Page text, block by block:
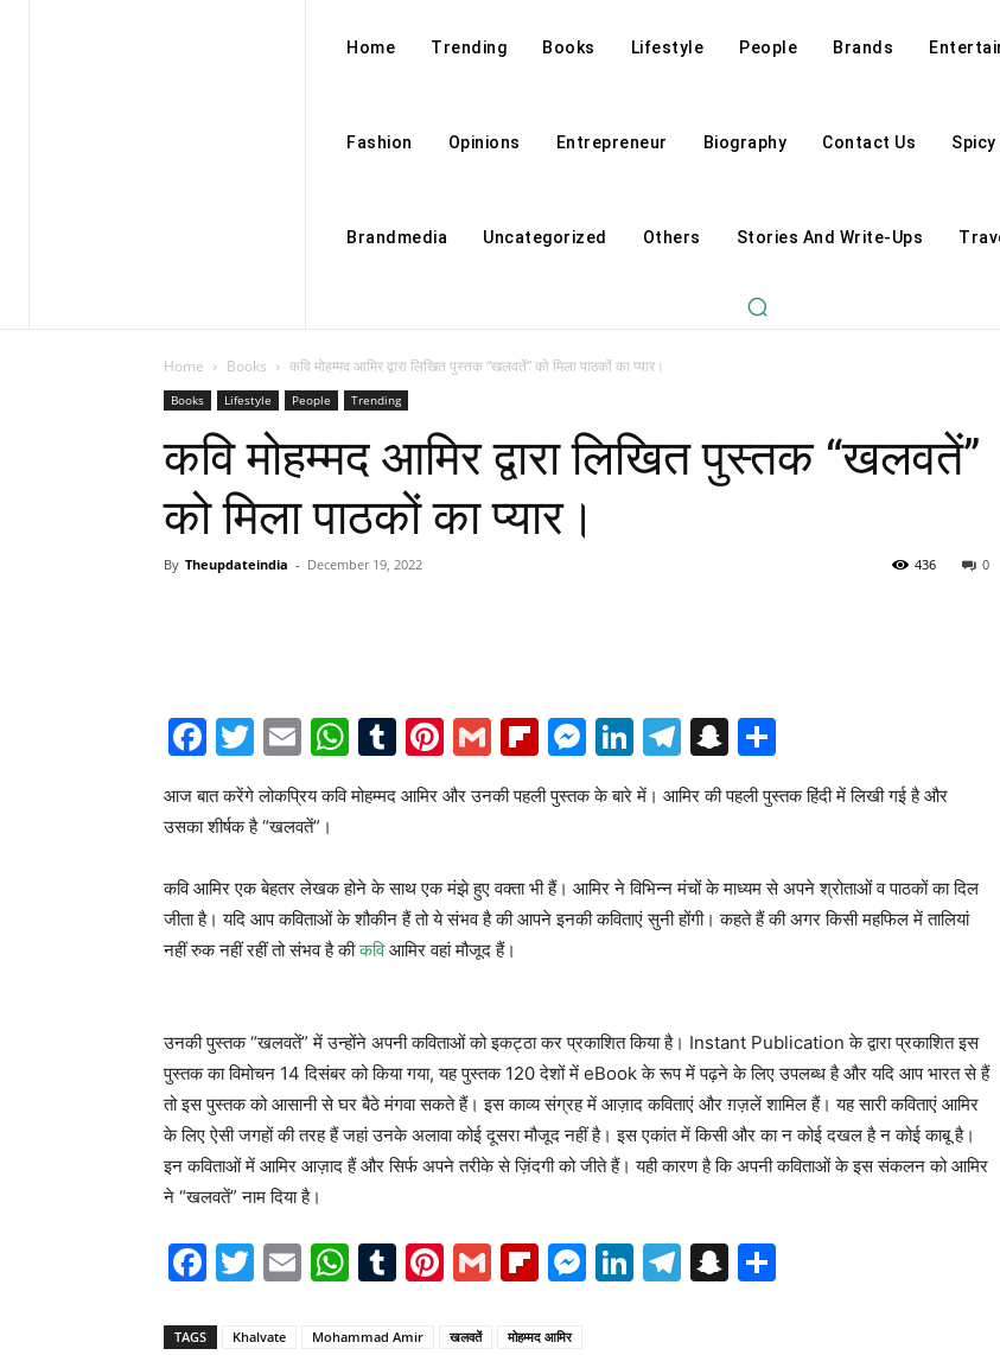
Home Trending Books Lifestyle People Brands
Fashion Opinions Entrepreneur Biography Contact Us
Brandmedia Uncategorized Others Stories And Write-Ups
Home Books कवि मोहम्मद आमिर द्वारा लिखित पुस्तक “खलवतें” को मिला पाठकों का प्यार।
Books Lifestyle People Trending
कवि मोहम्मद आमिर द्वारा लिखित पुस्तक “खलवतें”
को मिला पाठकों का प्यार।
By Theupdateindia - December 19, 2022 0
436
Facebook
Twitter
EmailWhatsApp
Tumblr
Pinterest
GmailFlipboard
Messenger
LinkedIn
Telegram
Snapchat
आज बात करेंगे लोकप्रिय कवि मोहम्मद आमिर और उनकी पहली पुस्तक के बारे में। आमिर की पहली पुस्तक हिंदी में लिखी गई है और
उसका शीर्षक है “खलवतें”।
कवि आमिर एक बेहतर लेखक होने के साथ एक मंझे हुए वक्ता भी हैं। आमिर ने विभिन्न मंचों के माध्यम से अपने श्रोताओं व पाठकों का दिल
जीता है। यदि आप कविताओं के शौकीन हैं तो ये संभव है की आपने इनकी कविताएं सुनी होंगी। कहते हैं की अगर किसी महफिल में तालियां
नहीं रुक नहीं रहीं तो संभव है कीकविआमिर वहां मौजूद हैं।
उनकी पुस्तक “खलवतें” में उन्होंने अपनी कविताओं को इकट्ठा कर प्रकाशित किया है। Instant Publication के द्वारा प्रकाशित इस
पुस्तक का विमोचन 14 दिसंबर को किया गया, यह पुस्तक 120 देशों में eBook के रूप में पढ़ने के लिए उपलब्ध है और यदि आप भारत से हैं
तो इस पुस्तक को आसानी से घर बैठे मंगवा सकते हैं। इस काव्य संग्रह में आज़ाद कविताएं और ग़ज़लें शामिल हैं। यह सारी कविताएं आमिर
के लिए ऐसी जगहों की तरह हैं जहां उनके अलावा कोई दूसरा मौजूद नहीं है। इस एकांत में किसी और का न कोई दखल है न कोई काबू है।
इन कविताओं में आमिर आज़ाद हैं और सिर्फ अपने तरीके से ज़िंदगी को जीते हैं। यही कारण है कि अपनी कविताओं के इस संकलन को आमिर
ने “खलवतें” नाम दिया है।
Facebook
Twitter
EmailWhatsApp
Tumblr
Pinterest
GmailFlipboard
Messenger
LinkedIn
Telegram
Snapchat
TAGS Khalvate Mohammad Amir खलवतें मोहम्मद आमिर